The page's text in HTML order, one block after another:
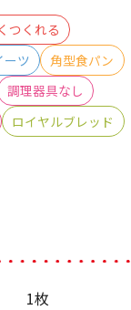
つくれる
ーツ
角型食パン
調理器具なし
ロイヤルブレッド
1枚